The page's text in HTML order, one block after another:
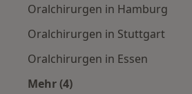
Oralchirurgen in Hamburg
Oralchirurgen in Stuttgart
Oralchirurgen in Essen
Mehr (4)